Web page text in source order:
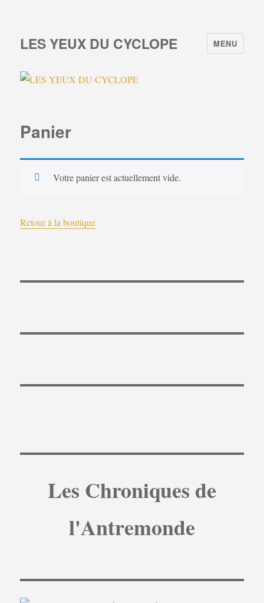
LES YEUX DU CYCLOPE MENU
Panier
Votre panier est actuellement vide.
Retour à la boutique
Les Chroniques de
l'Antremonde